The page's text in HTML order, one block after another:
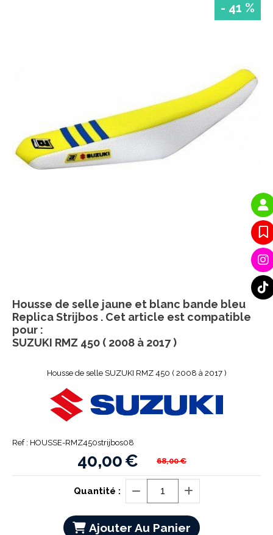
- 41 %
Housse de selle SUZUKI RMZ 450 ( 2008 à 2017 )
Ref : HOUSSE-RMZ450strijbos08
40,00€ 68,00€
Quantité :
Ajouter Au Panier
Housse de selle jaune et blanc bande bleu
Replica Strijbos . Cet article est compatible
pour :
SUZUKI RMZ 450 ( 2008 à 2017 )